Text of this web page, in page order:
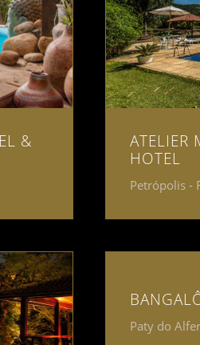
&
ATELIER
HOTEL
Petrópolis -
Paty do